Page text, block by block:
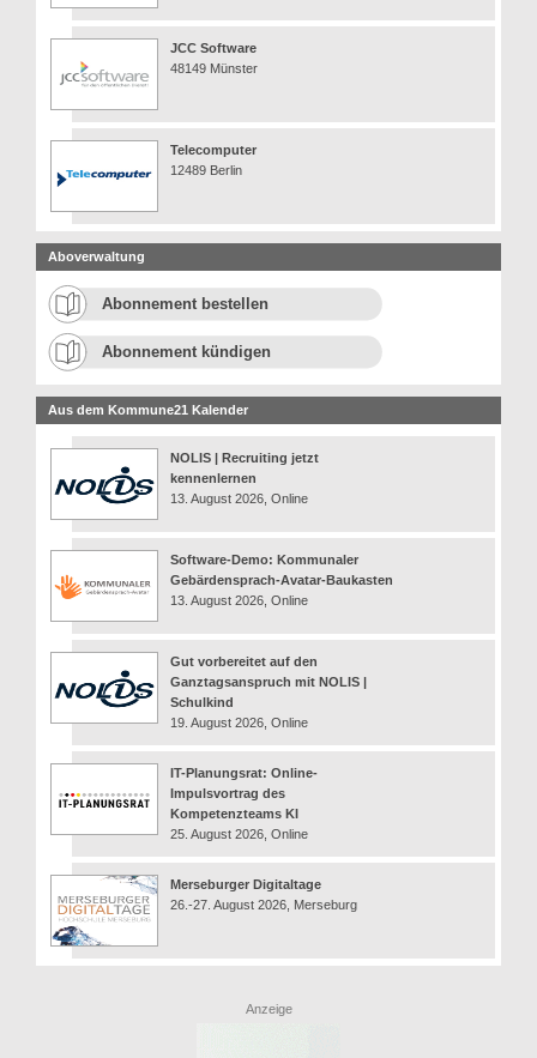
JCC Software
48149 Münster
Telecomputer
12489 Berlin
Aboverwaltung
Abonnement bestellen
Abonnement kündigen
Aus dem Kommune21 Kalender
NOLIS | Recruiting jetzt
kennenlernen
13. August 2026, Online
Software-Demo: Kommunaler
Gebärdensprach-Avatar-Baukasten
13. August 2026, Online
Gut vorbereitet auf den
Ganztagsanspruch mit NOLIS |
Schulkind
19. August 2026, Online
IT-Planungsrat: Online-
Impulsvortrag des
Kompetenzteams KI
25. August 2026, Online
Merseburger Digitaltage
26.-27. August 2026, Merseburg
Anzeige